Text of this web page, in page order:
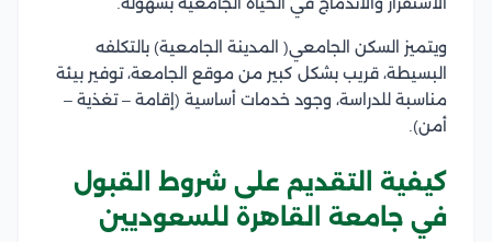
ويتميز السكن الجامعي( المدينة الجامعية) بالتكلفه
البسيطة، قريب بشكل كبير من موقع الجامعة، توفير بيئة
مناسبة للدراسة، وجود خدمات أساسية (إقامة – تغذية –
أمن).
كيفية التقديم على شروط القبول
في جامعة القاهرة للسعوديين